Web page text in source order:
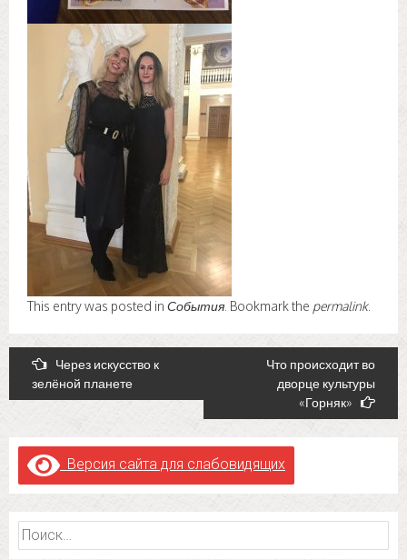
This entry was posted in События . Bookmark the permalink.
Post
navigation
Через искусство к
зелёной планете
Что происходит во
дворце культуры
«Горняк»
Версия сайта для слабовидящих
Найти: